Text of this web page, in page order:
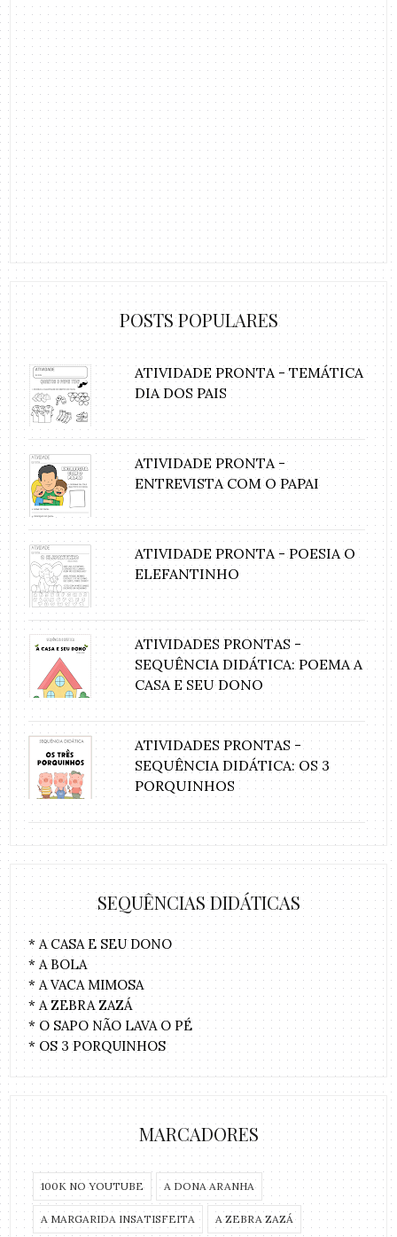
POSTS POPULARES
ATIVIDADE PRONTA - TEMÁTICA
DIA DOS PAIS
ATIVIDADE PRONTA -
ENTREVISTA COM O PAPAI
ATIVIDADE PRONTA - POESIA O
ELEFANTINHO
ATIVIDADES PRONTAS -
SEQUÊNCIA DIDÁTICA: POEMA A
CASA E SEU DONO
ATIVIDADES PRONTAS -
SEQUÊNCIA DIDÁTICA: OS 3
PORQUINHOS
SEQUÊNCIAS DIDÁTICAS
* A CASA E SEU DONO
* A BOLA
* A VACA MIMOSA
* A ZEBRA ZAZÁ
* O SAPO NÃO LAVA O PÉ
* OS 3 PORQUINHOS
MARCADORES
100K NO YOUTUBE A DONA ARANHA
A MARGARIDA INSATISFEITA A ZEBRA ZAZÁ